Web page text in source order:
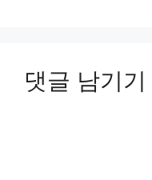
댓글 남기기